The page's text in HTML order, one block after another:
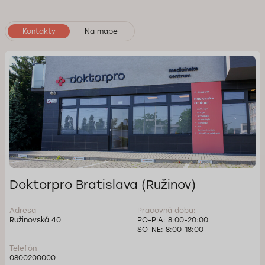
Kontakty Na mape
Doktorpro Bratislava (Ružinov)
Adresa
Ružinovská 40
Telefón
0800200000
Pracovná doba:
PO-PIA: 8:00-20:00
SO-NE: 8:00-18:00